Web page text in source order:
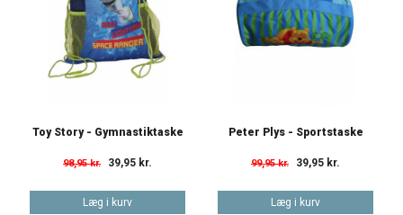
Toy Story - Gymnastiktaske
98,95 kr. 39,95 kr.
Læg i kurv
Peter Plys - Sportstaske
99,95 kr. 39,95 kr.
Læg i kurv